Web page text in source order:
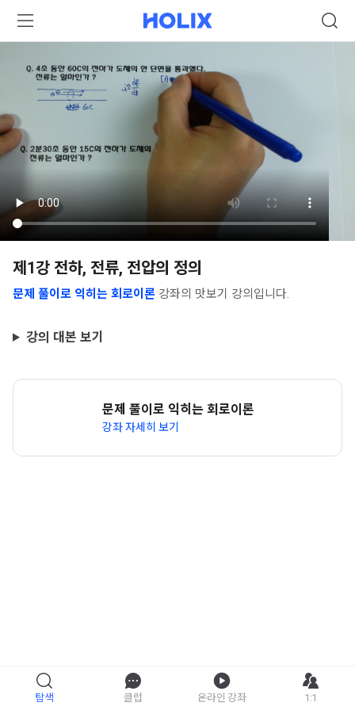
제1강 전하, 전류, 전압의 정의
문제 풀이로 익히는 회로이론 강좌의 맛보기 강의입니다.
강의 대본 보기
문제 풀이로 익히는 회로이론
강좌 자세히 보기
탐색 클럽 온라인 강좌 1:1